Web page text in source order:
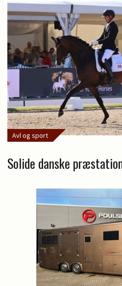
Avl og sport
Solide danske